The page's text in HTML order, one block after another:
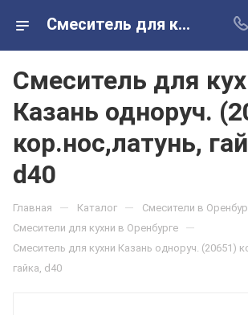
Смеситель для кухни Казань одноруч. (20651) кор.нос,латунь, гайка, d40 в розничных магазинах Сантехторг
Смеситель для
Казань одноруч.
кор.нос,латунь,
d40
Главная — Каталог — Смесители в
Смесители для кухни в Оренбурге —
Смеситель для кухни Казань одноруч. (20651)
гайка, d40